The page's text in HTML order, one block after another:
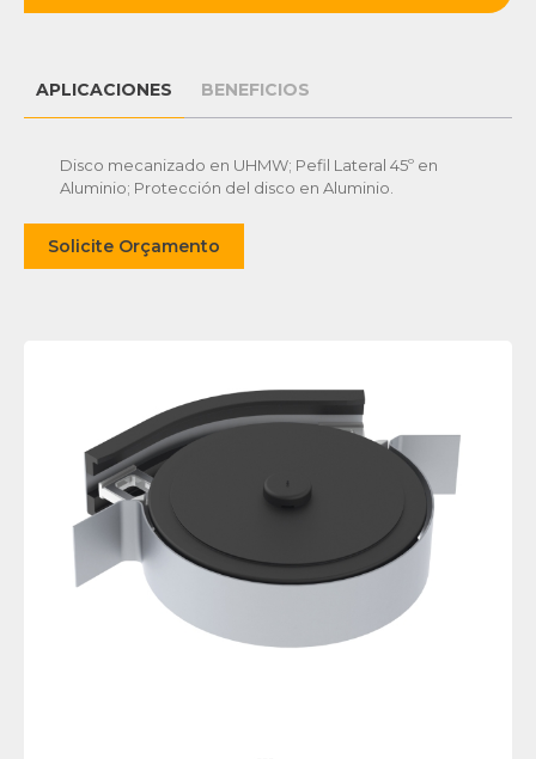
APLICACIONES BENEFICIOS
Disco mecanizado en UHMW; Pefil Lateral 45º en
Aluminio; Protección del disco en Aluminio.
Solicite Orçamento